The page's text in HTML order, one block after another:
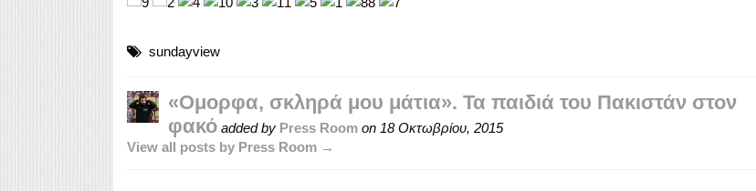
sundayview
«Ομορφα, σκληρά μου μάτια». Τα παιδιά του Πακιστάν στον
φακόadded by Press Roomon 18 Οκτωβρίου, 2015
View all posts by Press Room →